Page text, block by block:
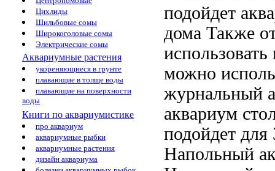
Цихлиды
Шильбовые сомы
Широкоголовые сомы
Электрические сомы
Аквариумные растения
укореняющиеся в грунте
плавающие в толще воды
плавающие на поверхности
воды
Книги по аквариумистике
про аквариум
аквариумные рыбки
аквариумные растения
дизайн аквариума
подойдет
дома Также
использовать
можно
журнальный
аквариум
подойдет для
Напольный